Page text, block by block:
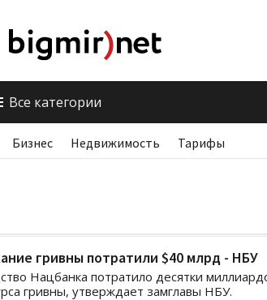
Все категории
Бизнес Недвижимость Тарифы
гривны потратили $40 млрд - НБУ
Нацбанка потратило десятки
гривны, утверждает замглавы НБУ.